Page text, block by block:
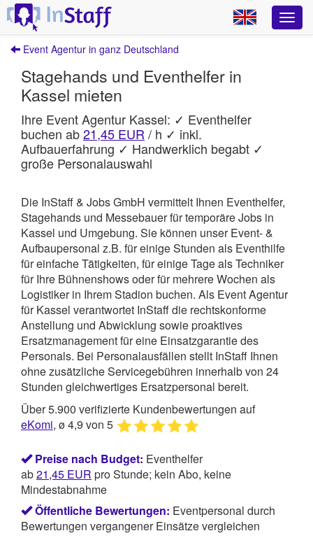
Event Agentur in ganz Deutschland
Stagehands und Eventhelfer in
Kassel mieten
Ihre Event Agentur Kassel: ✓ Eventhelfer
buchen ab21,45 EUR / h ✓ inkl.
Aufbauerfahrung ✓ Handwerklich begabt ✓
große Personalauswahl
Die InStaff & Jobs GmbH vermittelt Ihnen Eventhelfer,
Stagehands und Messebauer für temporäre Jobs in
Kassel und Umgebung. Sie können unser Event- &
Aufbaupersonal z.B. für einige Stunden als Eventhilfe
für einfache Tätigkeiten, für einige Tage als Techniker
für Ihre Bühnenshows oder für mehrere Wochen als
Logistiker in Ihrem Stadion buchen. Als Event Agentur
für Kassel verantwortet InStaffdie rechtskonforme
Anstellung und Abwicklung sowie proaktives
Ersatzmanagement für eine Einsatzgarantie des
Personals. Bei Personalausfällen stellt InStaff Ihnen
ohne zusätzliche Servicegebühren innerhalb von 24
Stunden gleichwertiges Ersatzpersonal bereit.
Über 5.900 verifizierte Kundenbewertungen auf
eKomi, ø 4,9 von 5
Preise nach Budget: Eventhelfer
ab21,45 EUR pro Stunde; kein Abo, keine
Mindestabnahme
Öffentliche Bewertungen: Eventpersonal durch
Bewertungen vergangener Einsätze vergleichen